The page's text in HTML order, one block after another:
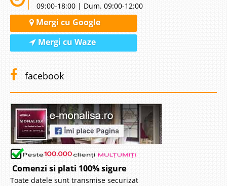
09:00-18:00 | Dum. 09:00-12:00
Mergi cu Google
Mergi cu Waze
facebook
Comenzi si plati 100% sigure
Toate datele sunt transmise securizat